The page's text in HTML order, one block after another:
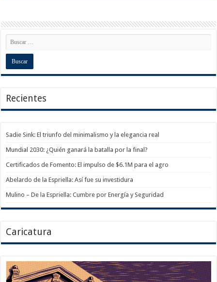
Recientes
Sadie Sink: El triunfo del minimalismo y la elegancia real
Mundial 2030: ¿Quién ganará la batalla por la final?
Certificados de Fomento: El impulso de $6.1M para el agro
Abelardo de la Espriella: Así fue su investidura
Mulino – De la Espriella: Cumbre por Energía y Seguridad
Caricatura